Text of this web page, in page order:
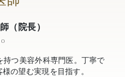
（院長）
持つ美容外科専門医。丁寧で
の望む実現を目指す。